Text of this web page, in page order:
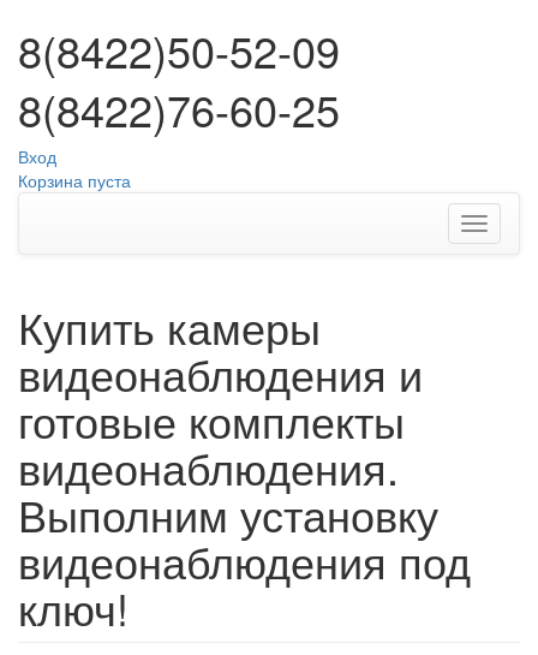
8(8422)50-52-09
8(8422)76-60-25
Вход
Корзина пуста
Купить камеры
видеонаблюдения и
готовые комплекты
видеонаблюдения.
Выполним установку
видеонаблюдения под
ключ!